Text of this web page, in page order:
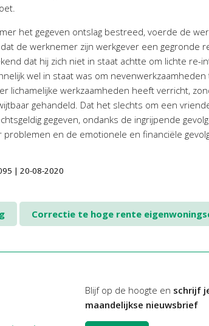
het gegeven ontslag bestreed, voerde de
de werknemer zijn werkgever een gegronde
dat hij zich niet in staat achtte om lichte re-
wel in staat was om
werkzaamheden heeft verricht,
gehandeld. Dat het slechts om een
gegeven, ondanks de ingrijpende
en de emotionele en financiële
| 20-08-2020
Correctie te hoge rente
Blijf op de hoogte en schrijf
maandelijkse nieuwsbrief